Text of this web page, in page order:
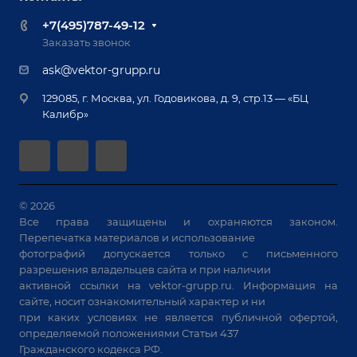
Вопрос ответ
Реквизиты
Документы
Оборудование для приварки крепежа
Приварной крепеж
Специализированные решения для сварки
Позиционеры и вращатели
Машины контактной сварки
Универсальные зажимы
Системы аспирации
Станки лазерной резки
Решения для учебных заведений
Лизинг
Гарантия
автоматизации
+7(495)787-49-12
Заказать звонок
ask@vektor-grupp.ru
129085, г. Москва, ул. Годовикова, д. 9, стр.13 — «БЦ
Калибр»
© 2026
Все права защищены и охраняются законом.
Перепечатка материалов и использование
фотографий допускается только с письменного
разрешения владельцев сайта и при наличии
активной ссылки наvektor-grupp.ru . Информация на
сайте, носит ознакомительный характер и ни
при каких условиях не является публичной офертой,
определяемой положениями Статьи 437
Гражданского кодекса РФ.